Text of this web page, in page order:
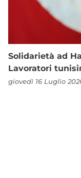
Solidarietà ad
Lavoratori
giovedì 16 Luglio